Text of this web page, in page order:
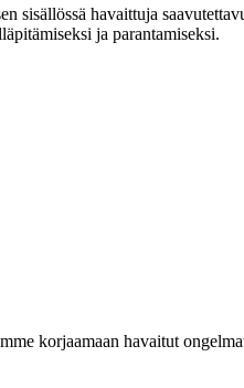
sisällössä havaittuja
ja parantamiseksi.
korjaamaan havaitut